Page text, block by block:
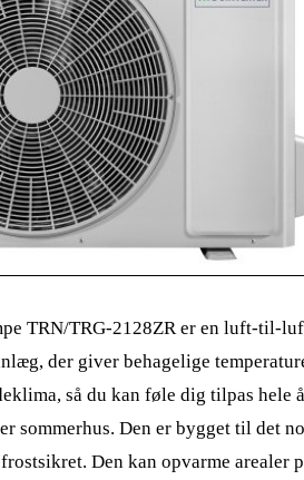
TRN/TRG-2128ZR er en luft-til-
der giver behagelige
så du kan føle dig tilpas hele
sommerhus. Den er bygget til det
Den kan opvarme arealer